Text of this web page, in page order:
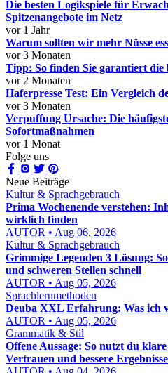
Die besten Logikspiele für
Spitzenangebote im Netz
vor 1 Jahr
Warum sollten wir mehr Nüsse
vor 3 Monaten
Tipp: So finden Sie garantiert die
vor 2 Monaten
Haferpresse Test: Ein Vergleich
vor 3 Monaten
Verpuffung Ursache: Die
Sofortmaßnahmen
vor 1 Monat
Folge uns
Neue Beiträge
Kultur & Sprachgebrauch
Prima Wochenende verstehen:
wirklich finden
AUTOR • Aug 06, 2026
Kultur & Sprachgebrauch
Grimmige Legenden 3 Lösung:
und schweren Stellen schnell
AUTOR • Aug 05, 2026
Sprachlernmethoden
Deuba XXL Erfahrung: Was ich
AUTOR • Aug 05, 2026
Grammatik & Stil
Offene Aussage: So nutzt du
Vertrauen und bessere Ergebnisse